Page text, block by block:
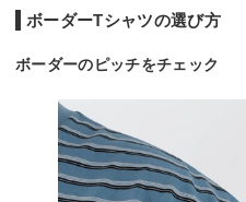
ボーダーTシャツの選び方
ボーダーのピッチをチェック